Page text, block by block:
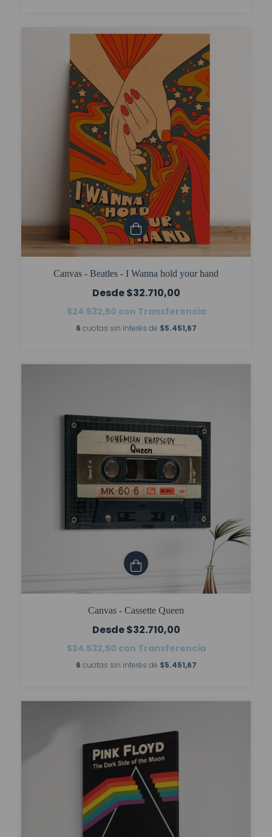
Canvas - Beatles - I Wanna hold your hand
$32.710,00
$24.532,50 con Transferencia
6 cuotas sin interés de $5.451,67
Canvas - Cassette Queen
$32.710,00
$24.532,50 con Transferencia
6 cuotas sin interés de $5.451,67